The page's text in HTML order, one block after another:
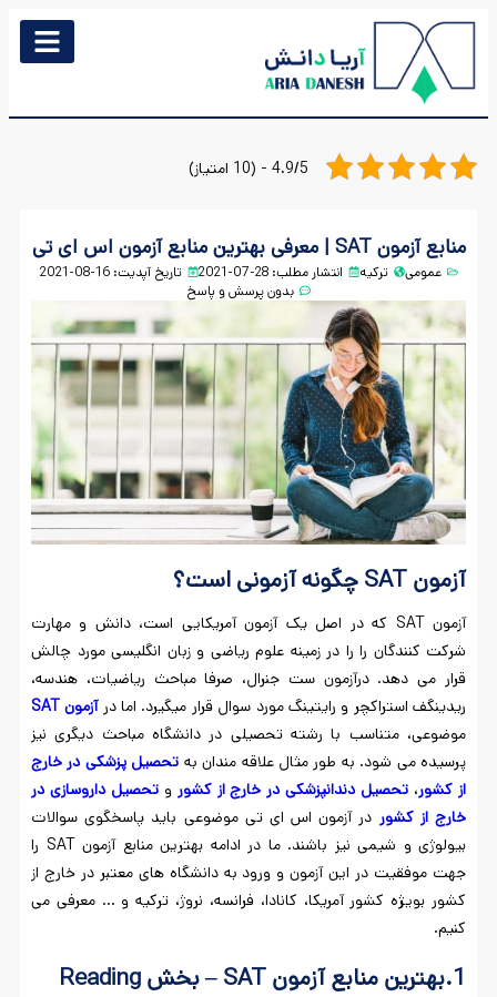
4.9/5 - (10 امتیاز)
منابع آزمون SAT | معرفی بهترین منابع آزمون اس ای تی
عمومی ترکیه انتشار مطلب:28-07-2021
تاریخ آپدیت: 16-08-2021
بدون پرسش و پاسخ
آزمون SAT چگونه آزمونی است؟
آزمون SAT که در اصل یک آزمون آمریکایی است، دانش و مهارت
شرکت کنندگان را را در زمینه‌ علوم ریاضی و زبان انگلیسی مورد چالش
قرار می دهد. درآزمون ست جنرال، صرفا مباحث ریاضیات، هندسه،
ریدینگف استراکچر و رایتینگ مورد سوال قرار میگیرد. اما درآزمون SAT
موضوعی، متناسب با رشته تحصیلی در دانشگاه مباحث دیگری نیز
پرسیده می شود. به طور مثال علاقه مندان به تحصیل پزشکی در خارج
از کشور، تحصیل دندانپزشکی در خارج از کشور وتحصیل داروسازی در
خارج از کشور در آزمون اس ای تی موضوعی باید پاسخگوی سوالات
بیولوژی و شیمی نیز باشند. ما در ادامه بهترین منابع آزمون SAT را
جهت موفقیت در این آزمون و ورود به دانشگاه های معتبر در خارج از
کشور بویژه کشور آمریکا، کانادا، فرانسه، نروژ، ترکیه و … معرفی می
کنیم.
1.بهترین منابع آزمون SAT – بخش Reading